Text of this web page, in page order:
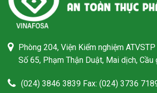
Phòng 204, Viện Kiểm nghiệm
Số 65, Phạm Thận Duật, Mai dịch, Cầu
(024) 3846 3839 Fax: (024) 3736